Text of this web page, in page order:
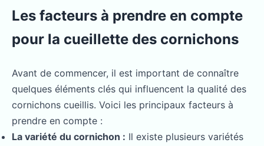
Les facteurs à prendre en compte
pour la cueillette des cornichons
Avant de commencer, il est important de connaître
quelques éléments clés qui influencent la qualité des
cornichons cueillis. Voici les principaux facteurs à
prendre en compte :
La variété du cornichon : Il existe plusieurs variétés